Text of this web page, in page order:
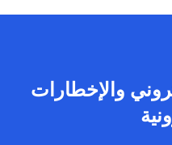
والإخطارات